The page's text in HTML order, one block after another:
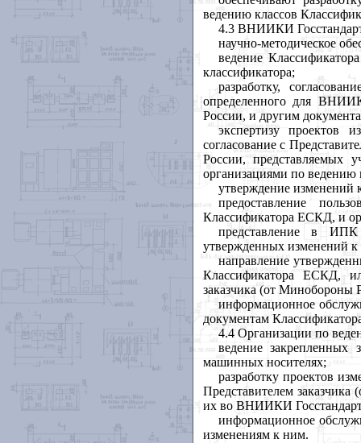
ведению классов
4.3 ВНИИКИ
научно-методическое
ведение
классификатора;
разработку,
определенного для
России, и другим
экспертизу
согласование с
России, представляемых
организациями по
утверждение изменений
предоставление
Классификатора ЕСКД, и
представление в ИПК
утвержденных изменений
направление
Классификатора ЕСКД,
заказчика (от Минобороны
информационное
документам
4.4 Организации по
ведение
машинных носителях;
разработку проектов
Представителем
их во ВНИИКИ
информационное
изменениям к ним.